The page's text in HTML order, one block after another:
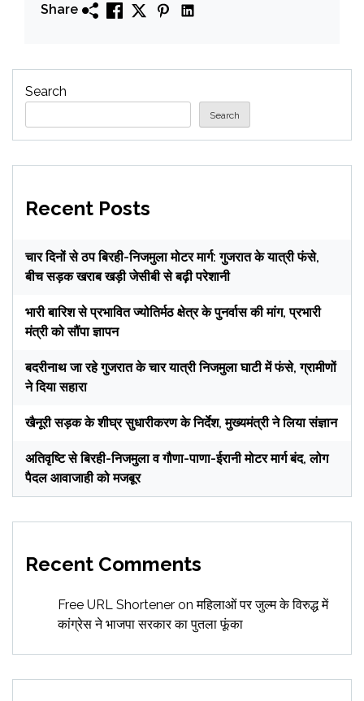
Share
Search
Search
Recent Posts
चार दिनों से ठप बिरही-निजमुला मोटर मार्ग: गुजरात के यात्री फंसे,
बीच सड़क खराब खड़ी जेसीबी से बढ़ी परेशानी
भारी बारिश से प्रभावित ज्योतिर्मठ क्षेत्र के पुनर्वास की मांग, प्रभारी
मंत्री को सौंपा ज्ञापन
बदरीनाथ जा रहे गुजरात के चार यात्री निजमुला घाटी में फंसे, ग्रामीणों
ने दिया सहारा
खैनूरी सड़क के शीघ्र सुधारीकरण के निर्देश, मुख्यमंत्री ने लिया संज्ञान
अतिवृष्टि से बिरही-निजमुला व गौणा-पाणा-ईरानी मोटर मार्ग बंद, लोग
पैदल आवाजाही को मजबूर
Recent Comments
Free URL Shortener onमहिलाओं पर जुल्म के विरुद्ध में
कांग्रेस ने भाजपा सरकार का पुतला फूंका